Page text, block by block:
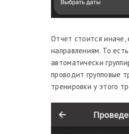
Отчет стоится иначе,
направлениям. То
автоматически
проводит групповые
тренировки у этого